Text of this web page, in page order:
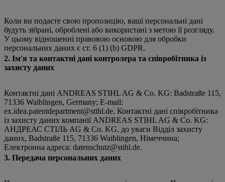
Коли ви подаєте свою пропозицію, ваші персональні дані
будуть зібрані, оброблені або використані з метою її розгляду.
У цьому відношенні правовою основою для обробки
персональних даних є ст. 6 (1) (b) GDPR.
2. Ім'я та контактні дані контролера та співробітника із
захисту даних
Контактні дані ANDREAS STIHL AG & Co. KG: Badstraße 115,
71336 Waiblingen, Germany; E-mail:
ex.idea.patentdepartment@stihl.de. Контактні дані співробітника
із захисту даних компанії ANDREAS STIHL AG & Co. KG:
АНДРЕАС СТІЛЬ AG & Co. KG, до уваги Відділ захисту
даних, Badstraße 115, 71336 Waiblingen, Німеччина;
Електронна адреса: datenschutz@stihl.de.
3. Передача персональних даних